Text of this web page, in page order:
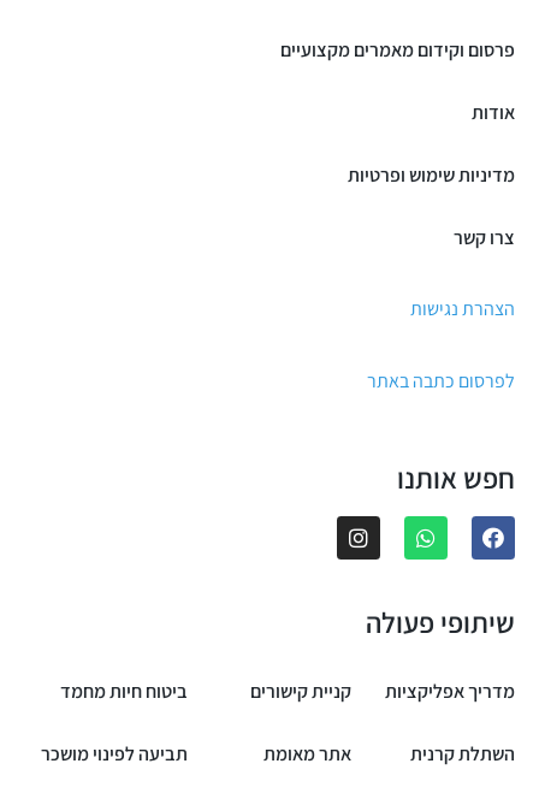
פרסום וקידום מאמרים מקצועיים
אודות
מדיניות שימוש ופרטיות
צרו קשר
הצהרת נגישות
לפרסום כתבה באתר
חפש אותנו
שיתופי פעולה
מדריך אפליקציות קניית קישורים ביטוח חיות מחמד
השתלת קרנית אתר מאומת תביעה לפינוי מושכר